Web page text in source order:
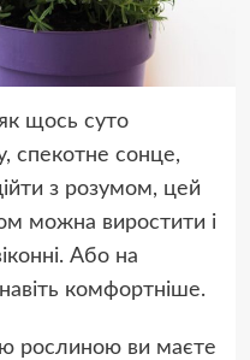
щось суто
спекотне сонце,
з розумом, цей
можна виростити і
Або на
комфортніше.
рослиною ви маєте